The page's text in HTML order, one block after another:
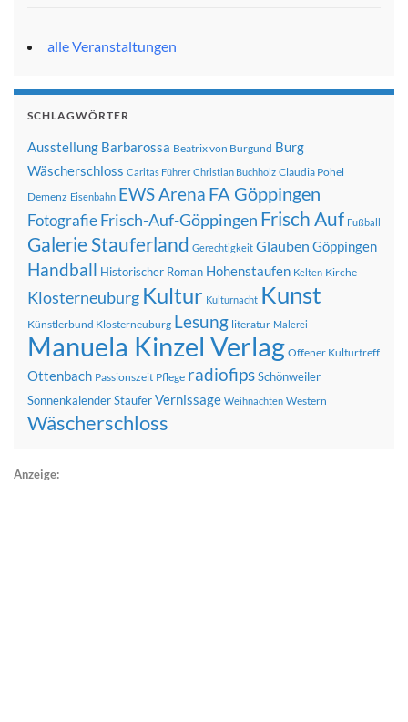
alle Veranstaltungen
SCHLAGWÖRTER
Ausstellung Barbarossa Beatrix von Burgund Burg
Wäscherschloss Caritas Führer Christian Buchholz Claudia Pohel
Demenz Eisenbahn EWS Arena FA Göppingen
FotografieFrisch-Auf-Göppingen Frisch Auf Fußball
Galerie Stauferland Gerechtigkeit Glauben Göppingen
Handball Historischer Roman Hohenstaufen Kelten Kirche
Klosterneuburg Kultur Kulturnacht Kunst
Künstlerbund Klosterneuburg Lesung literatur Malerei
Manuela Kinzel Verlag Offener Kulturtreff
Ottenbach Passionszeit Pflege radiofipsSchönweiler
SonnenkalenderStauferVernissage Weihnachten Western
Wäscherschloss
Anzeige: